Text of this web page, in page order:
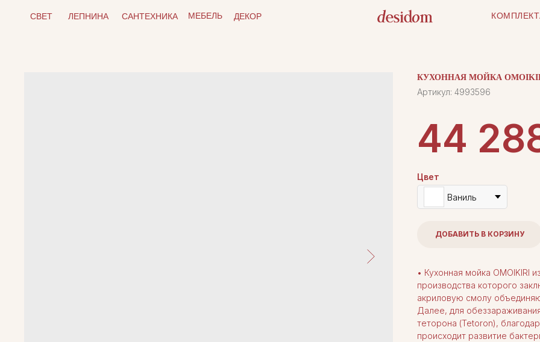
САНТЕХНИКА
ЛЕПНИНА ДЕКОР
СВЕТ МЕБЕЛЬ
КУХОННАЯ МОЙКА
Артикул: 4993596
44
Цвет
Ваниль
ДОБАВИТЬ В КОРЗИНУ
• Кухонная мойка OMOIKIRI
производства которого
акриловую смолу
Далее, для
теторона (Tetoron),
происходит развитие